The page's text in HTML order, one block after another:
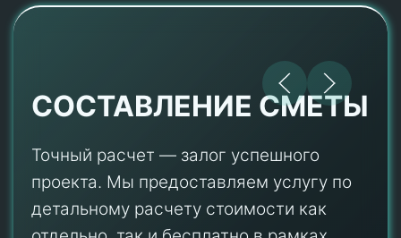
СОСТАВЛЕНИЕ СМЕТЫ
Точный расчет — залог успешного
проекта. Мы предоставляем услугу по
детальному расчету стоимости как